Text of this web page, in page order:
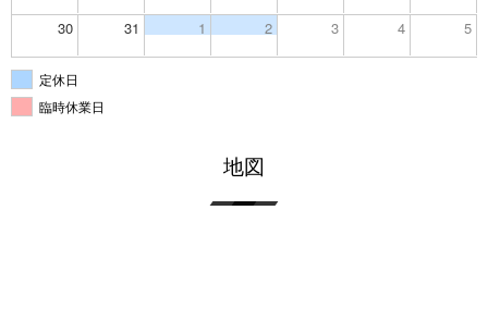
30 31 1 2 3 4 5
定休日
臨時休業日
地図